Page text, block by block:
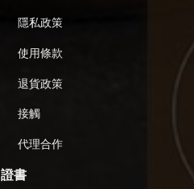
隱私政策
使用條款
退貨政策
接觸
代理合作
證書